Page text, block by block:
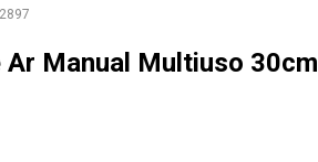
Ar Manual Multiuso 30cm